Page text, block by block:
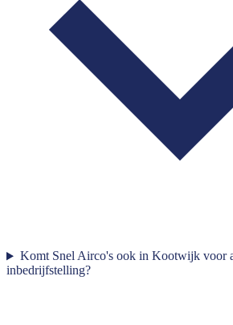
Komt Snel Airco's ook in Kootwijk voor
inbedrijfstelling?